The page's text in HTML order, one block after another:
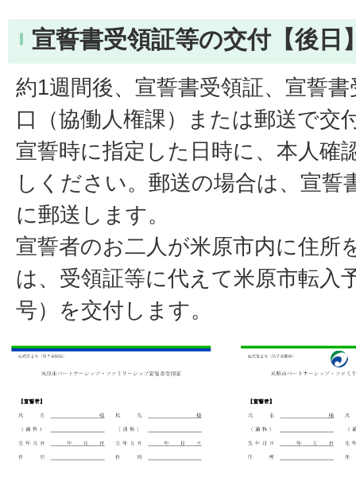
宣誓書受領証等の交付【後日
約1週間後、宣誓書受領証、宣誓
口（協働人権課）または郵送で交
宣誓時に指定した日時に、本人確
しください。郵送の場合は、宣誓
に郵送します。
宣誓者のお二人が米原市内に住所
は、受領証等に代えて米原市転入
号）を交付します。